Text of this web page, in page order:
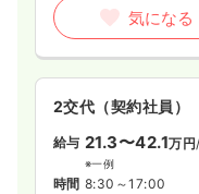
気になる
2交代（契約社員）
給与 21.3〜42.1万円
※一例
時間 8:30～17:00